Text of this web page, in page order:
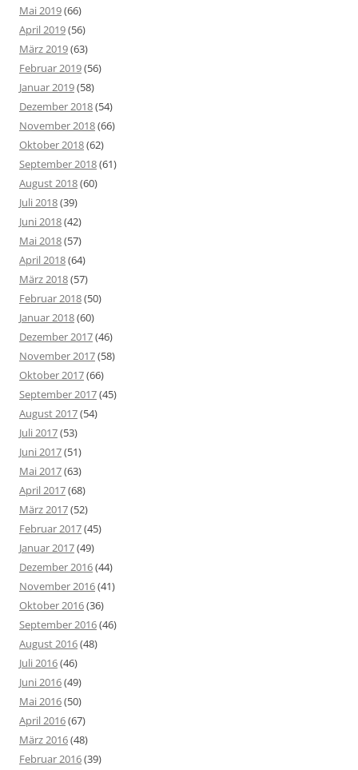
Mai 2019(66)
April 2019(56)
März 2019(63)
Februar 2019(56)
Januar 2019(58)
Dezember 2018(54)
November 2018(66)
Oktober 2018(62)
September 2018(61)
August 2018(60)
Juli 2018(39)
Juni 2018(42)
Mai 2018(57)
April 2018(64)
März 2018(57)
Februar 2018(50)
Januar 2018(60)
Dezember 2017(46)
November 2017(58)
Oktober 2017(66)
September 2017(45)
August 2017(54)
Juli 2017(53)
Juni 2017(51)
Mai 2017(63)
April 2017(68)
März 2017(52)
Februar 2017(45)
Januar 2017(49)
Dezember 2016(44)
November 2016(41)
Oktober 2016(36)
September 2016(46)
August 2016(48)
Juli 2016(46)
Juni 2016(49)
Mai 2016(50)
April 2016(67)
März 2016(48)
Februar 2016(39)